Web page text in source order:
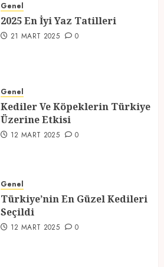
21 MART 2025
Üzerine Etkisi
12 MART 2025 0
Seçildi
12 MART 2025 0
Genel
2025 En İyi Yaz Tatilleri
21 MART 2025 0
Genel
Kediler Ve Köpeklerin Türkiye
Üzerine Etkisi
12 MART 2025 0
Genel
Türkiye’nin En Güzel Kedileri
Seçildi
12 MART 2025 0